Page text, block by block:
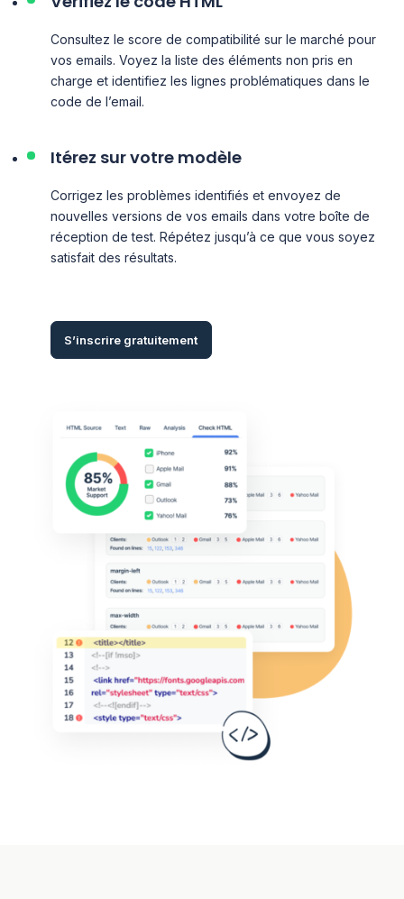
Consultez le score de compatibilité sur le marché pour
vos emails. Voyez la liste des éléments non pris en
charge et identifiez les lignes problématiques dans le
code de l’email.
Itérez sur votre modèle
Corrigez les problèmes identifiés et envoyez de
nouvelles versions de vos emails dans votre boîte de
réception de test. Répétez jusqu’à ce que vous soyez
satisfait des résultats.
S’inscrire gratuitement